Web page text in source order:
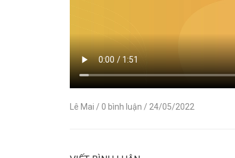
Lê Mai / 0 bình luận / 24/05/2022